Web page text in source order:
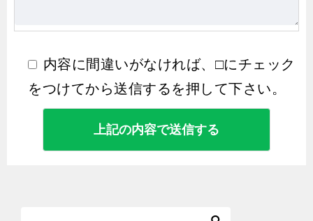
内容に間違いがなければ、□にチェック
をつけてから送信するを押して下さい。